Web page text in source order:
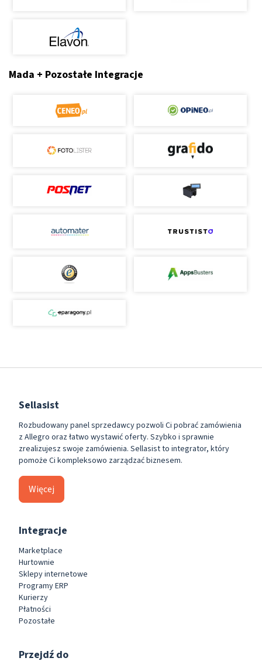
Mada + Pozostałe Integracje
Sellasist
Rozbudowany panel sprzedawcy pozwoli Ci pobrać zamówienia
z Allegro oraz łatwo wystawić oferty. Szybko i sprawnie
zrealizujesz swoje zamówienia. Sellasist to integrator, który
pomoże Ci kompleksowo zarządzać biznesem.
Więcej
Integracje
Marketplace
Hurtownie
Sklepy internetowe
Programy ERP
Kurierzy
Płatności
Pozostałe
Przejdź do